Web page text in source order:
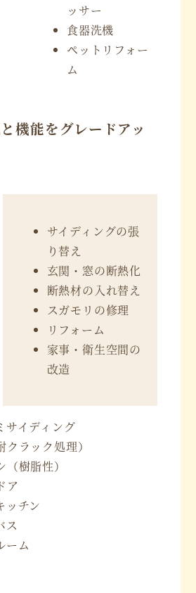
ッサー
食器洗機
ペットリフォー
ム
機能をグレードアッ
サイディングの張
り替え
玄関・窓の断熱化
断熱材の入れ替え
スガモリの修理
リフォーム
家事・衛生空間の
改造
サイディング
クラック処理）
樹脂性）
ア
ッチン
ス
ーム